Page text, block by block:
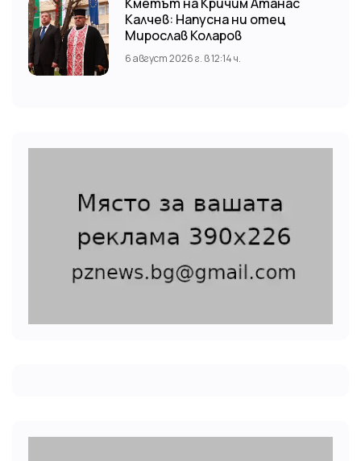
Калчев: Напусна ни отец
Мирослав Коларов
6 август 2026 г. в 12:14 ч.